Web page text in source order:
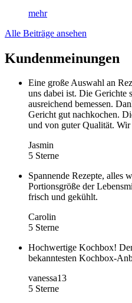
mehr
Alle Beiträge ansehen
Kundenmeinungen
Eine große Auswahl an
uns dabei ist. Die Gerichte
ausreichend bemessen.
Gericht gut nachkochen.
und von guter Qualität. Wir
Jasmin
5 Sterne
Spannende Rezepte, alles
Portionsgröße der
frisch und gekühlt.
Carolin
5 Sterne
Hochwertige Kochbox!
bekanntesten Kochbox-
vanessa13
5 Sterne